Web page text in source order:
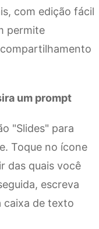
com edição fácil
permite
um prompt
"Slides" para
Toque no ícone
das quais você
escreva
caixa de texto